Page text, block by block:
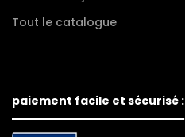
Tout le catalogue
paiement facile et sécurisé :